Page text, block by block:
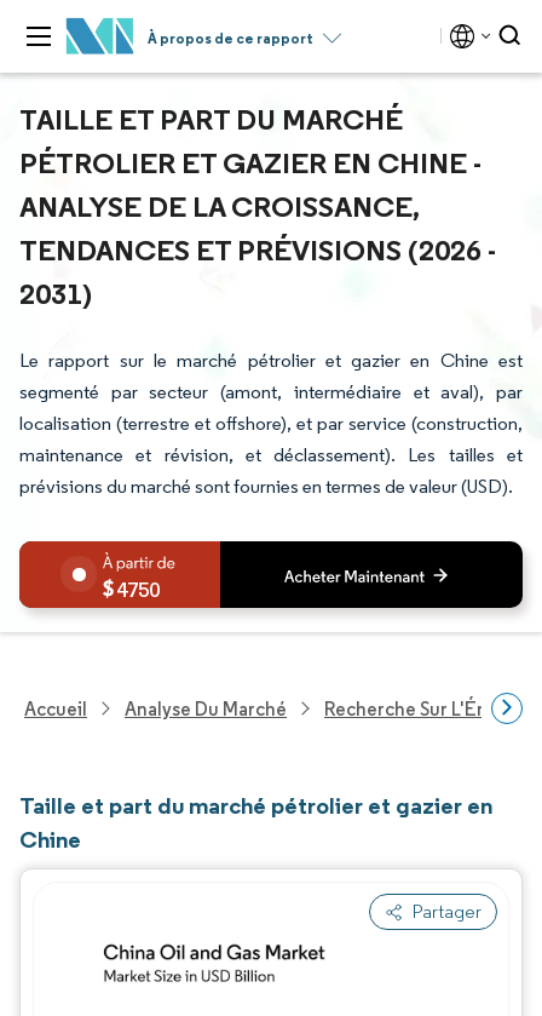
À propos de ce rapport
TAILLE ET PART DU MARCHÉ
PÉTROLIER ET GAZIER EN CHINE -
ANALYSE DE LA CROISSANCE,
TENDANCES ET PRÉVISIONS (2026 -
2031)
Le rapport sur le marché pétrolier et gazier en Chine est
segmenté par secteur (amont, intermédiaire et aval), par
localisation (terrestre et offshore), et par service (construction,
maintenance et révision, et déclassement). Les tailles et
prévisions du marché sont fournies en termes de valeur (USD).
4750
Accueil Analyse Du Marché Recherche Sur
Taille et part du marché pétrolier et gazier en
Chine
Partager